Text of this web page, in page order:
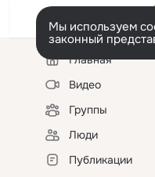
Мы используем
законный
Левая
колонкаГлавная
Видео
Группы
Люди
Публикации